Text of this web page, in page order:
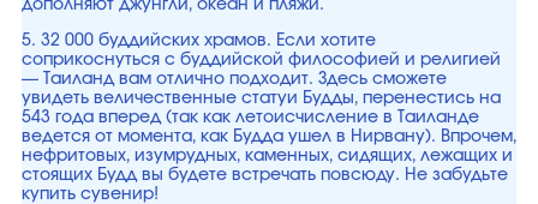
дополняют джунгли, океан и пляжи.
5. 32 000 буддийских храмов. Если хотите
соприкоснуться с буддийской философией и религией
— Таиланд вам отлично подходит. Здесь сможете
увидеть величественные статуи Будды, перенестись на
543 года вперед (так как летоисчисление в Таиланде
ведется от момента, как Будда ушел в Нирвану). Впрочем,
нефритовых, изумрудных, каменных, сидящих, лежащих и
стоящих Будд вы будете встречать повсюду. Не забудьте
купить сувенир!